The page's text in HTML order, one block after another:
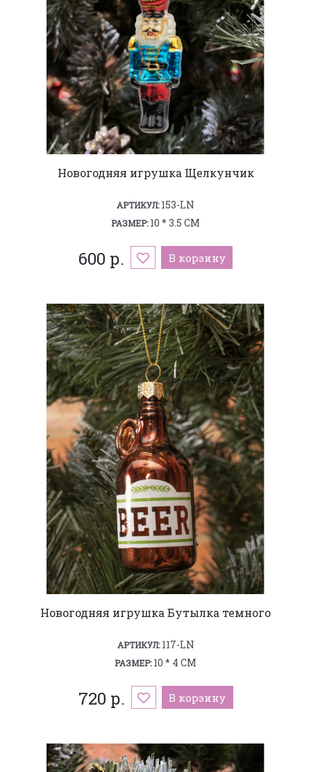
Новогодняя игрушка Щелкунчик
АРТИКУЛ:153-LN
РАЗМЕР:10 * 3.5 СМ
600 р. В корзину
Новогодняя игрушка Бутылка темного
АРТИКУЛ:117-LN
РАЗМЕР:10 * 4 СМ
720 р. В корзину